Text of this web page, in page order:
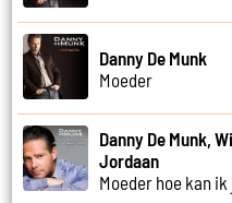
Danny De Munk
Moeder
Danny De Munk,
Jordaan
Moeder hoe kan